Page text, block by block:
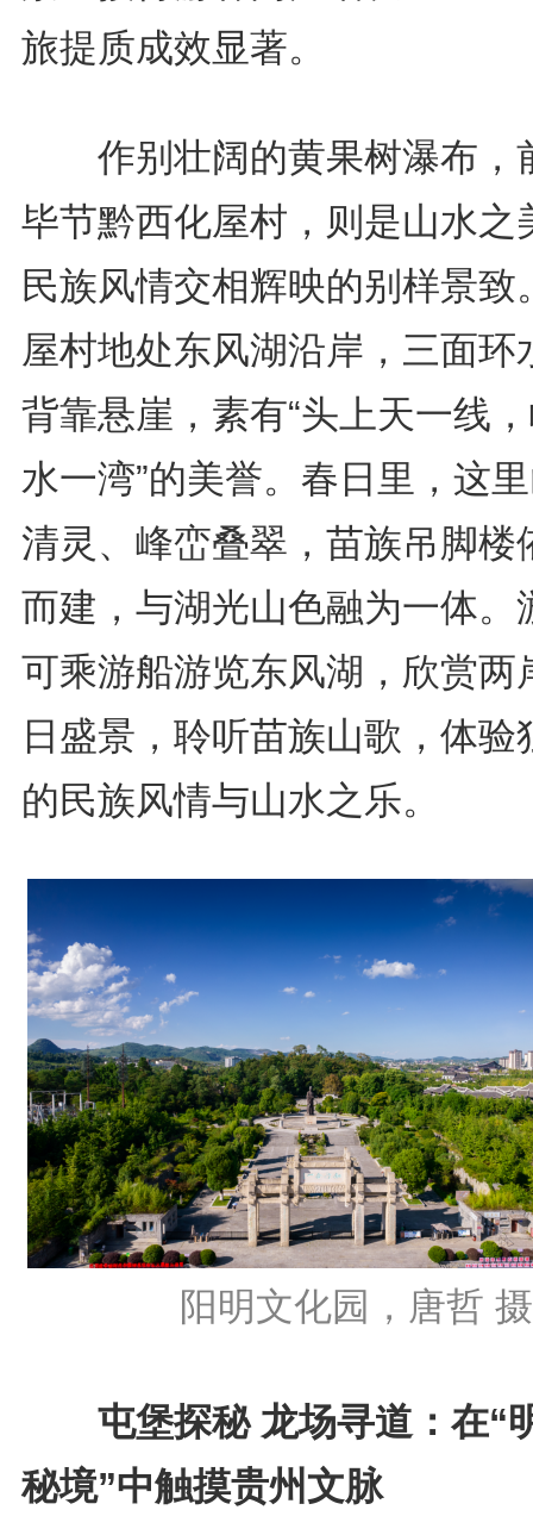
旅提质成效显著。
作别壮阔的黄果树瀑布，
毕节黔西化屋村，则是山水之
民族风情交相辉映的别样景致
屋村地处东风湖沿岸，三面环
背靠悬崖，素有“头上天一线
水一湾”的美誉。春日里，这
清灵、峰峦叠翠，苗族吊脚楼
而建，与湖光山色融为一体。
可乘游船游览东风湖，欣赏两
日盛景，聆听苗族山歌，体验
的民族风情与山水之乐。
阳明文化园，唐哲 摄
屯堡探秘 龙场寻道：在“
秘境”中触摸贵州文脉